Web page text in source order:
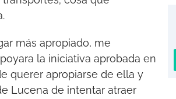
más apropiado, me
la iniciativa aprobada en
querer apropiarse de ella y
Lucena de intentar atraer